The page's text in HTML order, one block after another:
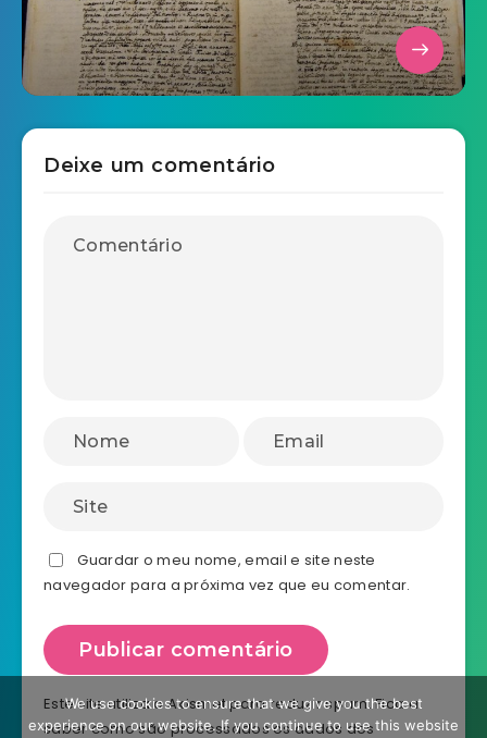
Deixe um comentário
Guardar o meu nome, email e site neste
navegador para a próxima vez que eu comentar.
Este site utiliza o Akismet para reduzir spam.Fica a
saber como são processados os dados dos
We use cookies to ensure that we give you the best
experience on our website. If you continue to use this website